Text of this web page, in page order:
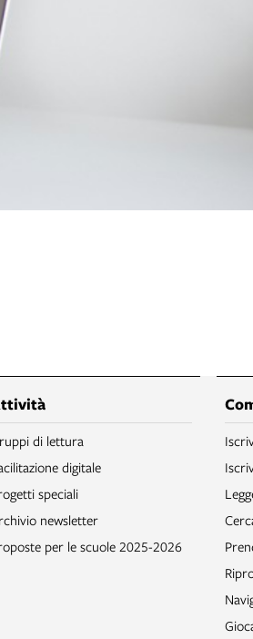
di lettura
digitale
speciali
newsletter
per le scuole 2025-2026